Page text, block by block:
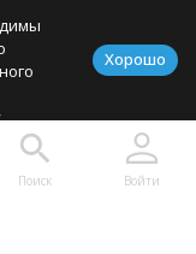
Поиск Войти
Хорошо